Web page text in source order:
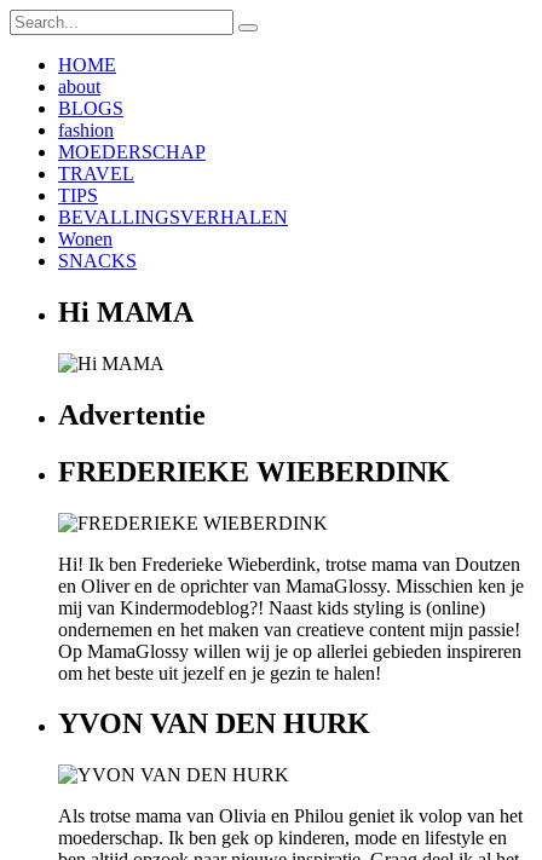
HOME
about
BLOGS
fashion
MOEDERSCHAP
TRAVEL
TIPS
BEVALLINGSVERHALEN
Wonen
SNACKS
Hi MAMA
Advertentie
FREDERIEKE WIEBERDINK
Hi! Ik ben Frederieke Wieberdink, trotse mama van Doutzen
en Oliver en de oprichter van MamaGlossy. Misschien ken je
mij van Kindermodeblog?! Naast kids styling is (online)
ondernemen en het maken van creatieve content mijn passie!
Op MamaGlossy willen wij je op allerlei gebieden inspireren
om het beste uit jezelf en je gezin te halen!
YVON VAN DEN HURK
Als trotse mama van Olivia en Philou geniet ik volop van het
moederschap. Ik ben gek op kinderen, mode en lifestyle en